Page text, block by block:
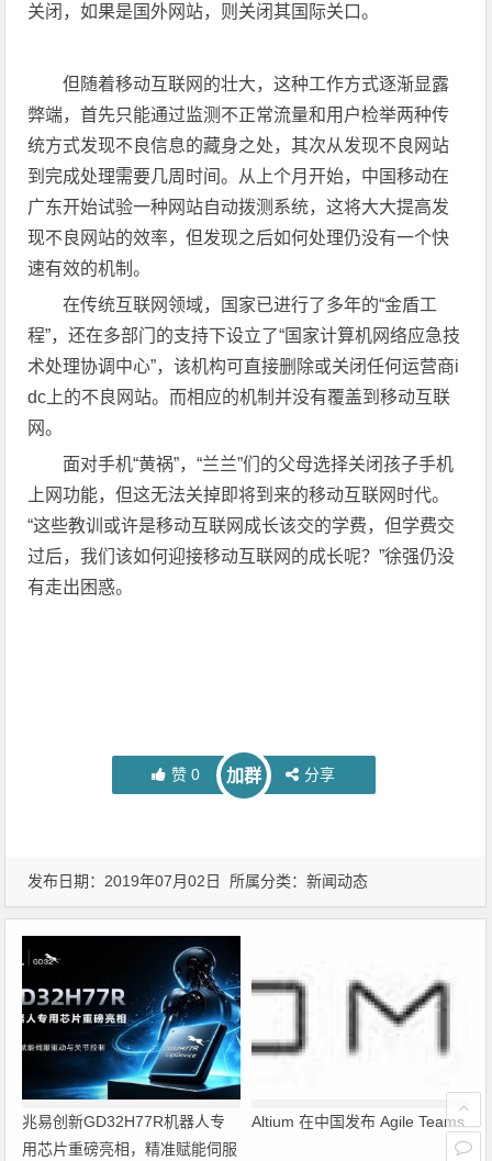
关闭，如果是国外网站，则关闭其国际关口。
但随着移动互联网的壮大，这种工作方式逐渐显露
弊端，首先只能通过监测不正常流量和用户检举两种传
统方式发现不良信息的藏身之处，其次从发现不良网站
到完成处理需要几周时间。从上个月开始，中国移动在
广东开始试验一种网站自动拨测系统，这将大大提高发
现不良网站的效率，但发现之后如何处理仍没有一个快
速有效的机制。
在传统互联网领域，国家已进行了多年的“金盾工
程”，还在多部门的支持下设立了“国家计算机网络应急技
术处理协调中心”，该机构可直接删除或关闭任何运营商i
dc上的不良网站。而相应的机制并没有覆盖到移动互联
网。
面对手机“黄祸”，“兰兰”们的父母选择关闭孩子手机
上网功能，但这无法关掉即将到来的移动互联网时代。
“这些教训或许是移动互联网成长该交的学费，但学费交
过后，我们该如何迎接移动互联网的成长呢？”徐强仍没
有走出困惑。
赞 0 加群 分享
发布日期：2019年07月02日 所属分类：新闻动态
兆易创新GD32H77R机器人专
用芯片重磅亮相，精准赋能伺服
Altium 在中国发布 Agile Teams